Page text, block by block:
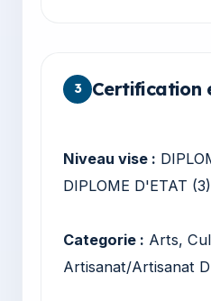
3 Certification
Niveau vise :
DIPLOME D'ETAT (3)
Categorie : Arts,
Artisanat/Artisanat